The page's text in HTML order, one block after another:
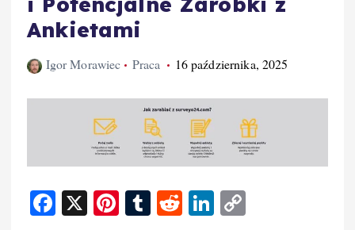
Ankietami
Igor Morawiec Praca 16 października, 2025
F
X
Pi T
R
Li